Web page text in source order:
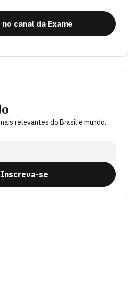
canal da Exame
relevantes do Brasil e mundo.
Inscreva-se